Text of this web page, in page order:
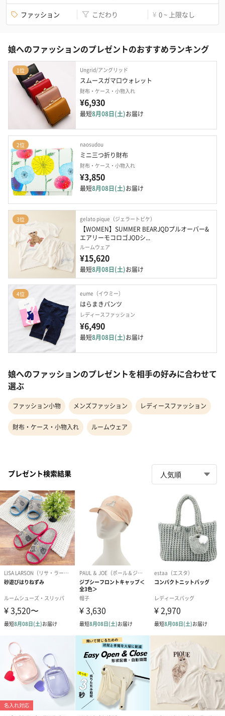
ファッション こだわり ¥ 0 ~ 上限なし
娘へのファッションのプレゼントのおすすめランキング
1位 Ungrid/アングリッド
スムースガマ口ウォレット
財布・ケース・小物入れ
¥6,930
最短8月08日(土)お届け
2位 naosudou
ミニ三つ折り財布
財布・ケース・小物入れ
¥3,850
最短8月08日(土)お届け
3位 gelato pique（ジェラートピケ）
【WOMEN】SUMMER BEARJQDプルオーバー&
エアリーモコロゴJQDシ...
ルームウェア
¥15,620
最短8月08日(土)お届け
4位 eume（イウミー）
はらまきパンツ
レディースファッション
¥6,490
最短8月08日(土)お届け
娘へのファッションのプレゼントを相手の好みに合わせて
選ぶ
ファッション小物 メンズファッション レディースファッション
財布・ケース・小物入れ ルームウェア
プレゼント検索結果